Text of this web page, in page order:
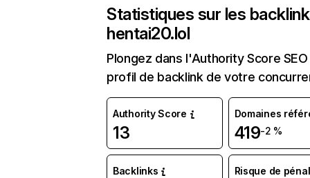
Statistiques sur les
hentai20.lol
Plongez dans l'Authority Score
profil de backlink de votre
Authority Score
13
Domaines
419-2 %
Backlinks
Risque de